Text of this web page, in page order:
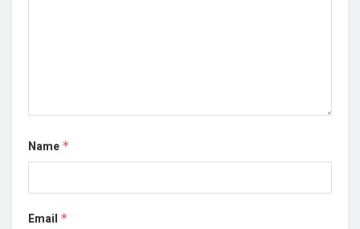
Name *
Email *